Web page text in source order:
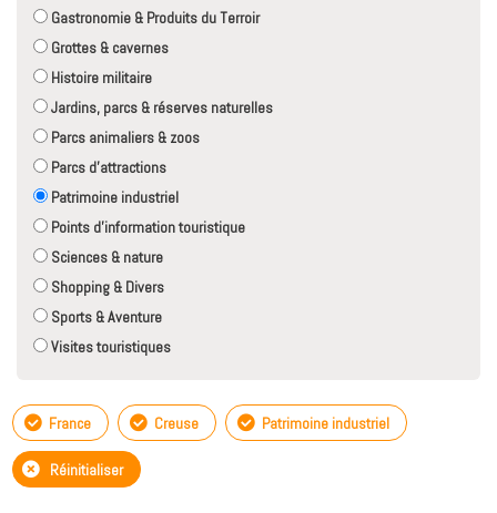
Gastronomie & Produits du Terroir
Grottes & cavernes
Histoire militaire
Jardins, parcs & réserves naturelles
Parcs animaliers & zoos
Parcs d'attractions
Patrimoine industriel
Points d'information touristique
Sciences & nature
Shopping & Divers
Sports & Aventure
Visites touristiques
France Creuse Patrimoine industriel
Réinitialiser